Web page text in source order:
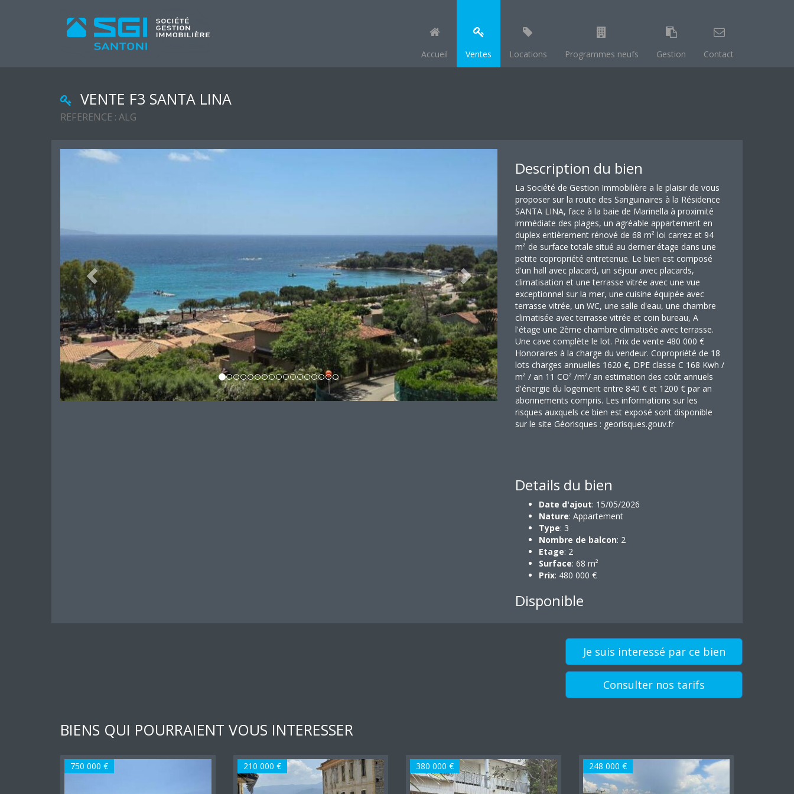
Accueil Ventes Locations Programmes neufs Gestion Contact
VENTE F3 SANTA LINA
REFERENCE : ALG
Description du bien
La Société de Gestion Immobilière a le plaisir de vous
proposer sur la route des Sanguinaires à la Résidence
SANTA LINA, face à la baie de Marinella à proximité
immédiate des plages, un agréable appartement en
duplex entièrement rénové de 68 m² loi carrez et 94
m² de surface totale situé au dernier étage dans une
petite copropriété entretenue. Le bien est composé
d'un hall avec placard, un séjour avec placards,
climatisation et une terrasse vitrée avec une vue
exceptionnel sur la mer, une cuisine équipée avec
terrasse vitrée, un WC, une salle d'eau, une chambre
climatisée avec terrasse vitrée et coin bureau, A
l'étage une 2ème chambre climatisée avec terrasse.
Une cave complète le lot. Prix de vente 480 000 €
Honoraires à la charge du vendeur. Copropriété de 18
lots charges annuelles 1620 €, DPE classe C 168 Kwh /
m² / an 11 CO² /m²/ an estimation des coût annuels
d'énergie du logement entre 840 € et 1200 € par an
abonnements compris. Les informations sur les
risques auxquels ce bien est exposé sont disponible
sur le site Géorisques : georisques.gouv.fr
Details du bien
Date d'ajout: 15/05/2026
Nature: Appartement
Type: 3
Nombre de balcon: 2
Etage: 2
Surface: 68 m²
Prix: 480 000 €
Disponible
Je suis interessé par ce bien
Consulter nos tarifs
BIENS QUI POURRAIENT VOUS INTERESSER
750 000 € 210 000 € 380 000 € 248 000 €